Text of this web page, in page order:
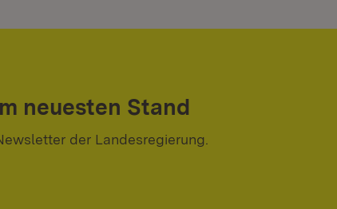
neuesten Stand
der Landesregierung.